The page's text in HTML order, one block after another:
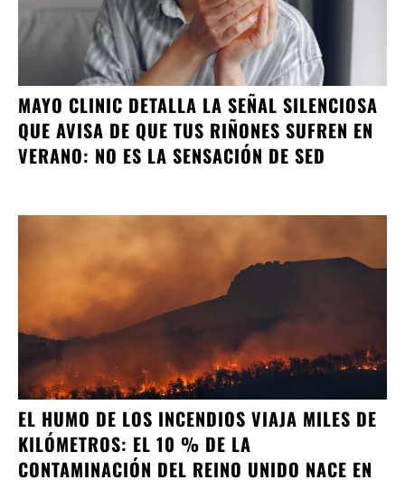
MAYO CLINIC DETALLA LA SEÑAL SILENCIOSA
QUE AVISA DE QUE TUS RIÑONES SUFREN EN
VERANO: NO ES LA SENSACIÓN DE SED
EL HUMO DE LOS INCENDIOS VIAJA MILES DE
KILÓMETROS: EL 10 % DE LA
CONTAMINACIÓN DEL REINO UNIDO NACE EN